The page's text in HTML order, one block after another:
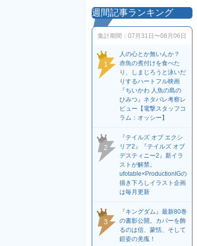
週間記事ランキング
集計期間： 07月31日〜08月06日
1
人の心とか無いんか？
赤魚の煮付けを食べた
り、しまじろうと泳いだ
りするハートフル映画
『ちいかわ 人魚の島の
ひみつ』ネタバレ考察レ
ビュー【電撃スタッフコ
ラム：オッシー】
2
『テイルズ オブ エクシ
リア2』『テイルズ オブ
デスティニー2』新イラ
ストが解禁。
ufotable×ProductionIGの
描き下ろしイラスト企画
は毎月更新
3
『キングダム』最新80巻
の書影公開。カバーを飾
るのは信、蒙恬、そして
鎧姿の羌瘣！